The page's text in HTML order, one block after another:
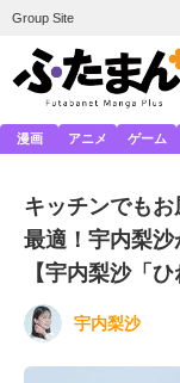
Group Site
漫画 アニメ ゲーム
キッチンでも
最適！宇内梨沙
【宇内梨沙「
宇内梨沙